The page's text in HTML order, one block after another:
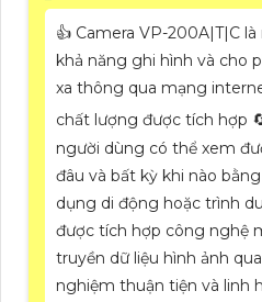
👍 Camera VP-200A|T|C
khả năng ghi hình và cho
xa thông qua mạng
chất lượng được tích hợp
người dùng có thể xem
đâu và bất kỳ khi nào
dụng di động hoặc trình
được tích hợp công nghệ
truyền dữ liệu hình ảnh
nghiệm thuận tiện và linh